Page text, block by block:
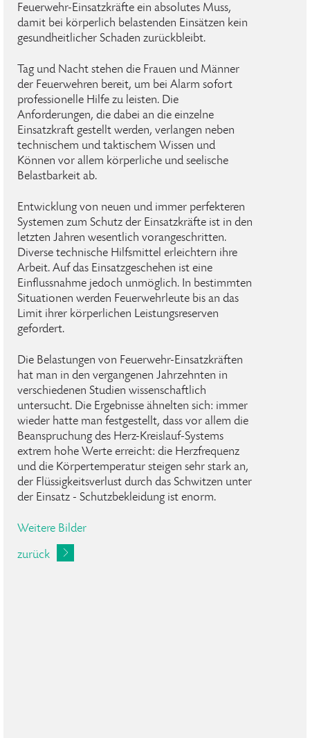
Feuerwehr-Einsatzkräfte ein absolutes Muss,
damit bei körperlich belastenden Einsätzen kein
gesundheitlicher Schaden zurückbleibt.
Tag und Nacht stehen die Frauen und Männer
der Feuerwehren bereit, um bei Alarm sofort
professionelle Hilfe zu leisten. Die
Anforderungen, die dabei an die einzelne
Einsatzkraft gestellt werden, verlangen neben
technischem und taktischem Wissen und
Können vor allem körperliche und seelische
Belastbarkeit ab.
Entwicklung von neuen und immer perfekteren
Systemen zum Schutz der Einsatzkräfte ist in den
letzten Jahren wesentlich vorangeschritten.
Diverse technische Hilfsmittel erleichtern ihre
Arbeit. Auf das Einsatzgeschehen ist eine
Einflussnahme jedoch unmöglich. In bestimmten
Situationen werden Feuerwehrleute bis an das
Limit ihrer körperlichen Leistungsreserven
gefordert.
Die Belastungen von Feuerwehr-Einsatzkräften
hat man in den vergangenen Jahrzehnten in
verschiedenen Studien wissenschaftlich
untersucht. Die Ergebnisse ähnelten sich: immer
wieder hatte man festgestellt, dass vor allem die
Beanspruchung des Herz-Kreislauf-Systems
extrem hohe Werte erreicht: die Herzfrequenz
und die Körpertemperatur steigen sehr stark an,
der Flüssigkeitsverlust durch das Schwitzen unter
der Einsatz - Schutzbekleidung ist enorm.
Weitere Bilder
zurück